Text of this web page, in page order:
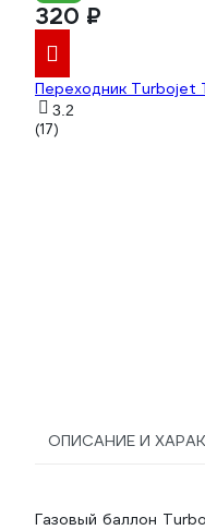
320 ₽
Переходник Turbojet
3.2
(17)
ОПИСАНИЕ И
Газовый баллон